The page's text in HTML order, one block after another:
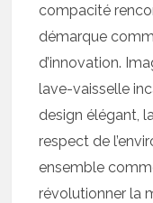
compacité
démarque
d’innovation.
lave-vaisselle
design élégant,
respect de
ensemble
révolutionner la